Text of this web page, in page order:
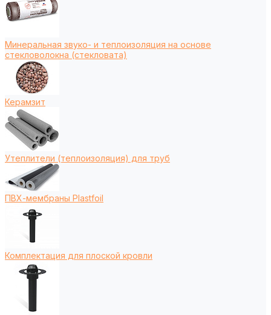
Минеральная звуко- и теплоизоляция на основе
стекловолокна (стекловата)
Керамзит
Утеплители (теплоизоляция) для труб
ПВХ-мембраны Plastfoil
Комплектация для плоской кровли